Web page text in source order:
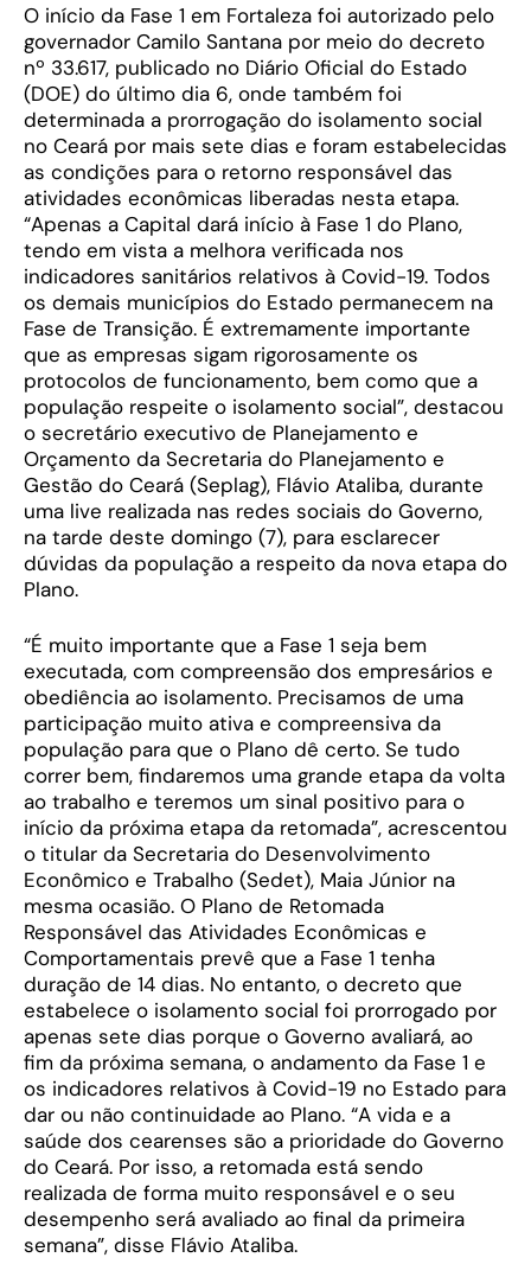
O início da Fase 1 em Fortaleza foi autorizado pelo
governador Camilo Santana por meio do decreto
nº 33.617, publicado no Diário Oficial do Estado
(DOE) do último dia 6, onde também foi
determinada a prorrogação do isolamento social
no Ceará por mais sete dias e foram estabelecidas
as condições para o retorno responsável das
atividades econômicas liberadas nesta etapa.
“Apenas a Capital dará início à Fase 1 do Plano,
tendo em vista a melhora verificada nos
indicadores sanitários relativos à Covid-19. Todos
os demais municípios do Estado permanecem na
Fase de Transição. É extremamente importante
que as empresas sigam rigorosamente os
protocolos de funcionamento, bem como que a
população respeite o isolamento social”, destacou
o secretário executivo de Planejamento e
Orçamento da Secretaria do Planejamento e
Gestão do Ceará (Seplag), Flávio Ataliba, durante
uma live realizada nas redes sociais do Governo,
na tarde deste domingo (7), para esclarecer
dúvidas da população a respeito da nova etapa do
Plano.
“É muito importante que a Fase 1 seja bem
executada, com compreensão dos empresários e
obediência ao isolamento. Precisamos de uma
participação muito ativa e compreensiva da
população para que o Plano dê certo. Se tudo
correr bem, findaremos uma grande etapa da volta
ao trabalho e teremos um sinal positivo para o
início da próxima etapa da retomada”, acrescentou
o titular da Secretaria do Desenvolvimento
Econômico e Trabalho (Sedet), Maia Júnior na
mesma ocasião. O Plano de Retomada
Responsável das Atividades Econômicas e
Comportamentais prevê que a Fase 1 tenha
duração de 14 dias. No entanto, o decreto que
estabelece o isolamento social foi prorrogado por
apenas sete dias porque o Governo avaliará, ao
fim da próxima semana, o andamento da Fase 1 e
os indicadores relativos à Covid-19 no Estado para
dar ou não continuidade ao Plano. “A vida e a
saúde dos cearenses são a prioridade do Governo
do Ceará. Por isso, a retomada está sendo
realizada de forma muito responsável e o seu
desempenho será avaliado ao final da primeira
semana”, disse Flávio Ataliba.